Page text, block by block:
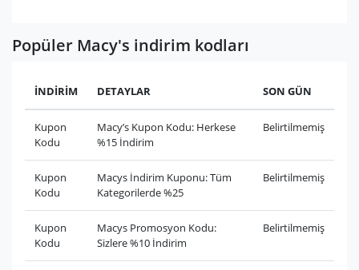
Popüler Macy's indirim kodları
İNDİRİM DETAYLAR SON GÜN
Kupon
Kodu
Macy’s Kupon Kodu: Herkese
%15 İndirim
Belirtilmemiş
Kupon
Kodu
Macys İndirim Kuponu: Tüm
Kategorilerde %25
Belirtilmemiş
Kupon
Kodu
Macys Promosyon Kodu:
Sizlere %10 İndirim
Belirtilmemiş